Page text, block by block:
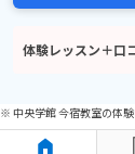
体験レッスン＋口
※ 中央学館 今宿教室の体